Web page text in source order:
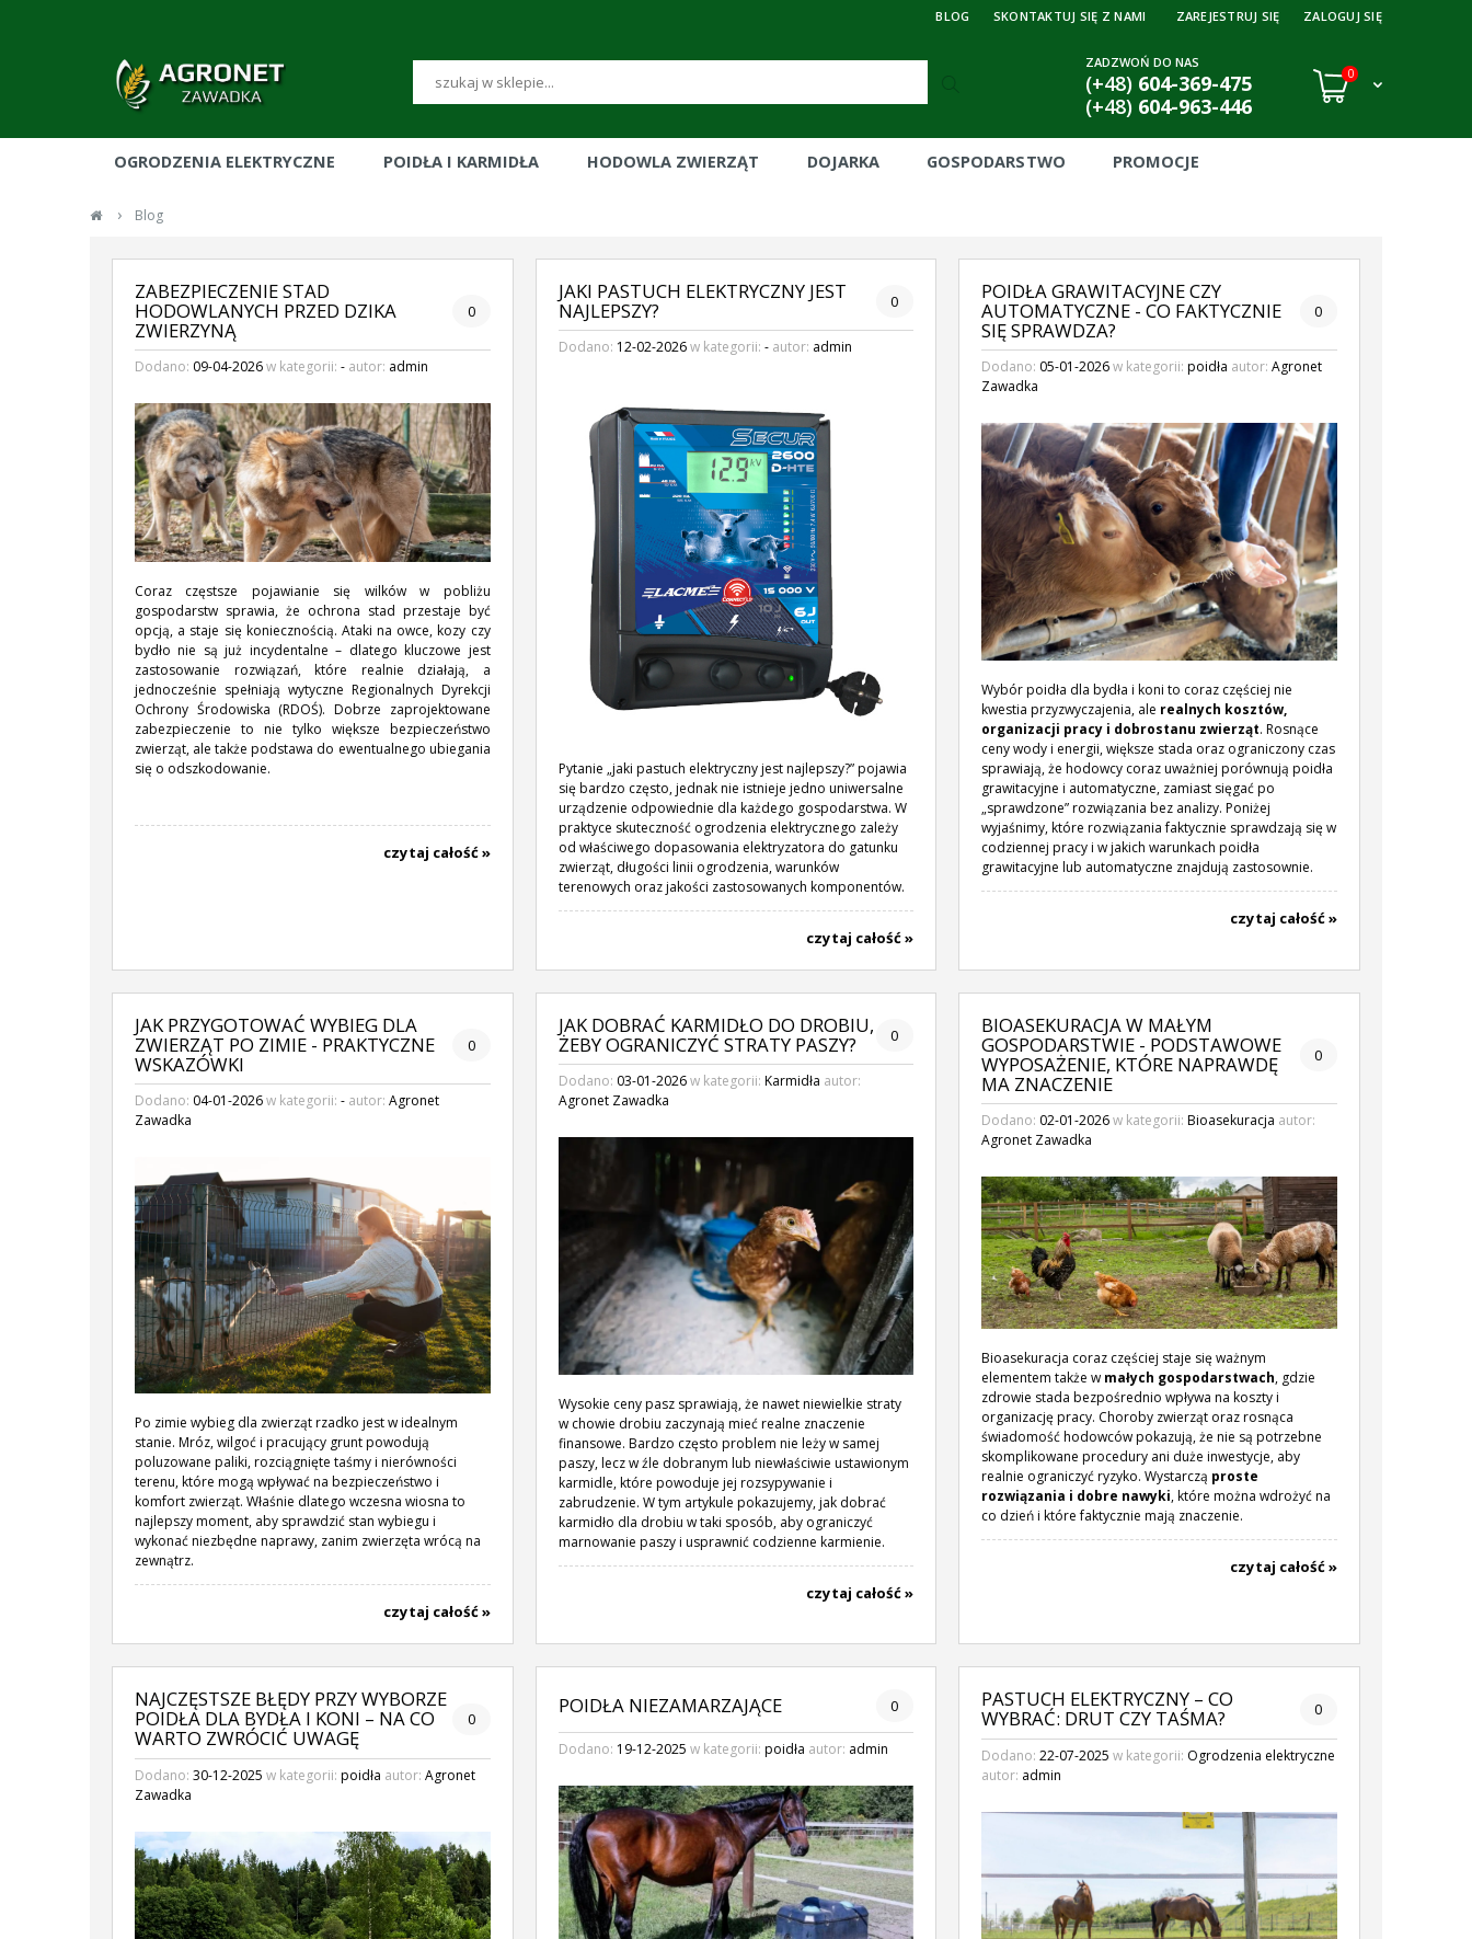
ZAREJESTRUJ SIĘ ZALOGUJ SIĘ
BLOG SKONTAKTUJ SIĘ Z NAMI
ZADZWOŃ DO NAS
(+48)604-369-475
(+48) 604-963-446
0
OGRODZENIA ELEKTRYCZNE POIDŁA I KARMIDŁA HODOWLA ZWIERZĄT DOJARKA GOSPODARSTWO PROMOCJE
› Blog
ZABEZPIECZENIE STAD
HODOWLANYCH PRZED DZIKA
ZWIERZYNĄ
0
Dodano: 09-04-2026w kategorii: - autor: admin
Coraz częstsze pojawianie się wilków w pobliżu
gospodarstw sprawia, że ochrona stad przestaje być
opcją, a staje się koniecznością. Ataki na owce, kozy czy
bydło nie są już incydentalne – dlatego kluczowe jest
zastosowanie rozwiązań, które realnie działają, a
jednocześnie spełniają wytyczne Regionalnych Dyrekcji
Ochrony Środowiska (RDOŚ). Dobrze zaprojektowane
zabezpieczenie to nie tylko większe bezpieczeństwo
zwierząt, ale także podstawa do ewentualnego ubiegania
się o odszkodowanie.
czytaj całość »
JAKI PASTUCH ELEKTRYCZNY JEST
NAJLEPSZY? 0
Dodano: 12-02-2026w kategorii: -autor: admin
Pytanie „jaki pastuch elektryczny jest najlepszy?” pojawia
się bardzo często, jednak nie istnieje jedno uniwersalne
urządzenie odpowiednie dla każdego gospodarstwa. W
praktyce skuteczność ogrodzenia elektrycznego zależy
od właściwego dopasowania elektryzatora do gatunku
zwierząt, długości linii ogrodzenia, warunków
terenowych oraz jakości zastosowanych komponentów.
czytaj całość »
POIDŁA GRAWITACYJNE CZY
AUTOMATYCZNE - CO FAKTYCZNIE
SIĘ SPRAWDZA?
0
Dodano: 05-01-2026w kategorii:poidła autor:Agronet
Zawadka
Wybór poidła dla bydła i koni to coraz częściej nie
kwestia przyzwyczajenia, ale realnych kosztów,
organizacji pracy i dobrostanu zwierząt. Rosnące
ceny wody i energii, większe stada oraz ograniczony czas
sprawiają, że hodowcy coraz uważniej porównują poidła
grawitacyjne i automatyczne, zamiast sięgać po
„sprawdzone” rozwiązania bez analizy. Poniżej
wyjaśnimy, które rozwiązania faktycznie sprawdzają się w
codziennej pracy i w jakich warunkach poidła
grawitacyjne lub automatyczne znajdują zastosownie.
czytaj całość »
JAK PRZYGOTOWAĆ WYBIEG DLA
ZWIERZĄT PO ZIMIE - PRAKTYCZNE
WSKAZÓWKI
0
Dodano: 04-01-2026w kategorii: - autor: Agronet
Zawadka
Po zimie wybieg dla zwierząt rzadko jest w idealnym
stanie. Mróz, wilgoć i pracujący grunt powodują
poluzowane paliki, rozciągnięte taśmy i nierówności
terenu, które mogą wpływać na bezpieczeństwo i
komfort zwierząt. Właśnie dlatego wczesna wiosna to
najlepszy moment, aby sprawdzić stan wybiegu i
wykonać niezbędne naprawy, zanim zwierzęta wrócą na
zewnątrz.
czytaj całość »
JAK DOBRAĆ KARMIDŁO DO DROBIU,
ŻEBY OGRANICZYĆ STRATY PASZY? 0
Dodano: 03-01-2026w kategorii: Karmidła autor:
Agronet Zawadka
Wysokie ceny pasz sprawiają, że nawet niewielkie straty
w chowie drobiu zaczynają mieć realne znaczenie
finansowe. Bardzo często problem nie leży w samej
paszy, lecz w źle dobranym lub niewłaściwie ustawionym
karmidle, które powoduje jej rozsypywanie i
zabrudzenie. W tym artykule pokazujemy, jak dobrać
karmidło dla drobiu w taki sposób, aby ograniczyć
marnowanie paszy i usprawnić codzienne karmienie.
czytaj całość »
BIOASEKURACJA W MAŁYM
GOSPODARSTWIE - PODSTAWOWE
WYPOSAŻENIE, KTÓRE NAPRAWDĘ
MA ZNACZENIE
0
Dodano: 02-01-2026w kategorii:Bioasekuracja autor:
Agronet Zawadka
Bioasekuracja coraz częściej staje się ważnym
elementem także w małych gospodarstwach, gdzie
zdrowie stada bezpośrednio wpływa na koszty i
organizację pracy. Choroby zwierząt oraz rosnąca
świadomość hodowców pokazują, że nie są potrzebne
skomplikowane procedury ani duże inwestycje, aby
realnie ograniczyć ryzyko. Wystarczą proste
rozwiązania i dobre nawyki, które można wdrożyć na
co dzień i które faktycznie mają znaczenie.
czytaj całość »
NAJCZĘSTSZE BŁĘDY PRZY WYBORZE
POIDŁA DLA BYDŁA I KONI – NA CO
WARTO ZWRÓCIĆ UWAGĘ
0
Dodano: 30-12-2025 w kategorii: poidła autor: Agronet
Zawadka
POIDŁA NIEZAMARZAJĄCE 0
Dodano: 19-12-2025 w kategorii: poidła autor: admin
PASTUCH ELEKTRYCZNY – CO
WYBRAĆ: DRUT CZY TAŚMA? 0
Dodano:22-07-2025 w kategorii: Ogrodzenia elektryczne
autor: admin